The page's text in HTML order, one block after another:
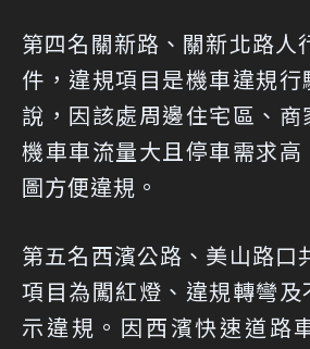
第四名關新路、關新北路人
件，違規項目是機車違規
說，因該處周邊住宅區、商
機車車流量大且停車需求高
圖方便違規。
第五名西濱公路、美山路口
項目為闖紅燈、違規轉彎
示違規。因西濱快速道路